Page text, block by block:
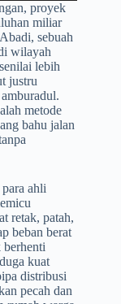
proyek
miliar
sebuah
wilayah
lebih
justru
metode
bahu jalan
ahli
retak, patah,
beban berat
kuat
distribusi
pecah dan